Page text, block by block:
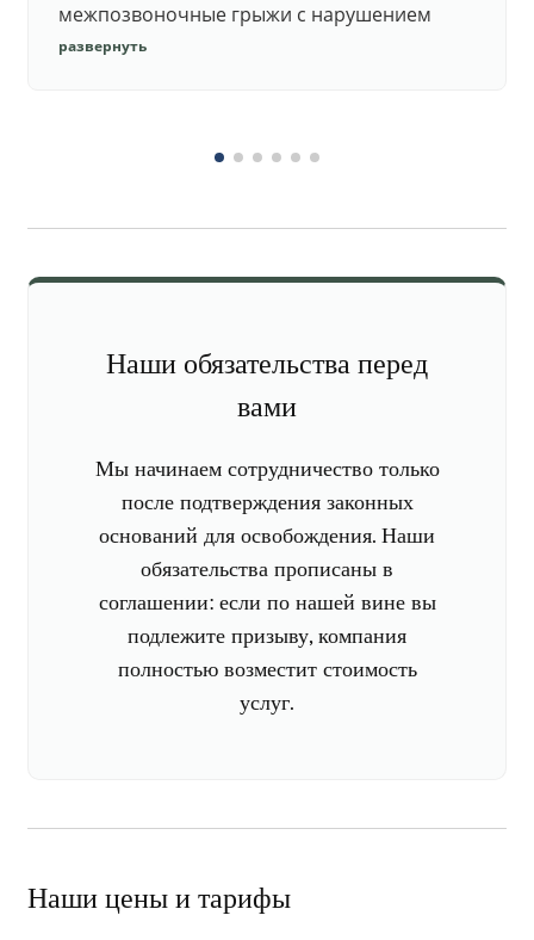
межпозвоночные грыжи с нарушением
функций. Юристы подготовили документы,
развернуть
Наши обязательства перед
вами
Мы начинаем сотрудничество только
после подтверждения законных
оснований для освобождения. Наши
обязательства прописаны в
соглашении: если по нашей вине вы
подлежите призыву, компания
полностью возместит стоимость
услуг.
Наши цены и тарифы